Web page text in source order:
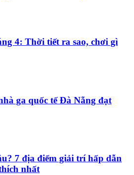
4: Thời tiết ra sao, chơi gì
ga quốc tế Đà Nẵng đạt
7 địa điểm giải trí hấp dẫn
nhất